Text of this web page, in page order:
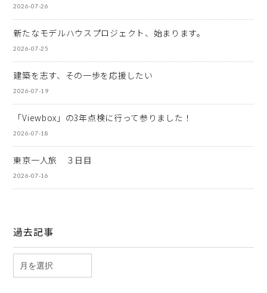
2026-07-26
新たなモデルハウスプロジェクト、始まります。
2026-07-25
建築を志す、その一歩を応援したい
2026-07-19
「Viewbox」の3年点検に行って参りました！
2026-07-18
東京一人旅 ３日目
2026-07-16
過去記事